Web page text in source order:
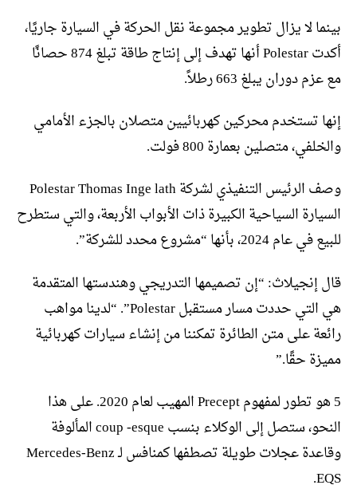
بينما لا يزال تطوير مجموعة نقل الحركة في السيارة جاريًا،
أكدت Polestar أنها تهدف إلى إنتاج طاقة تبلغ 874 حصانًا
مع عزم دوران يبلغ 663 رطلاً.
إنها تستخدم محركين كهربائيين متصلان بالجزء الأمامي
والخلفي، متصلين بعمارة 800 فولت.
وصف الرئيس التنفيذي لشركة Polestar Thomas Inge lath
السيارة السياحية الكبيرة ذات الأبواب الأربعة، والتي ستطرح
للبيع في عام 2024، بأنها “مشروع محدد للشركة”.
قال إنجيلاث: “إن تصميمها التدريجي وهندستها المتقدمة
هي التي حددت مسار مستقبل Polestar”. “لدينا مواهب
رائعة على متن الطائرة تمكننا من إنشاء سيارات كهربائية
مميزة حقًا.”
5 هو تطور لمفهوم Precept المهيب لعام 2020. على هذا
النحو، ستصل إلى الوكلاء بنسب coup -esque المألوفة
وقاعدة عجلات طويلة تصطفها كمنافس لـ Mercedes-Benz
EQS.